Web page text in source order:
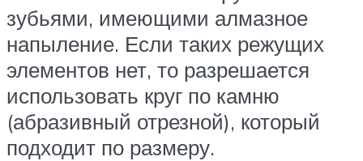
зубьями, имеющими алмазное
напыление. Если таких режущих
элементов нет, то разрешается
использовать круг по камню
(абразивный отрезной), который
подходит по размеру.